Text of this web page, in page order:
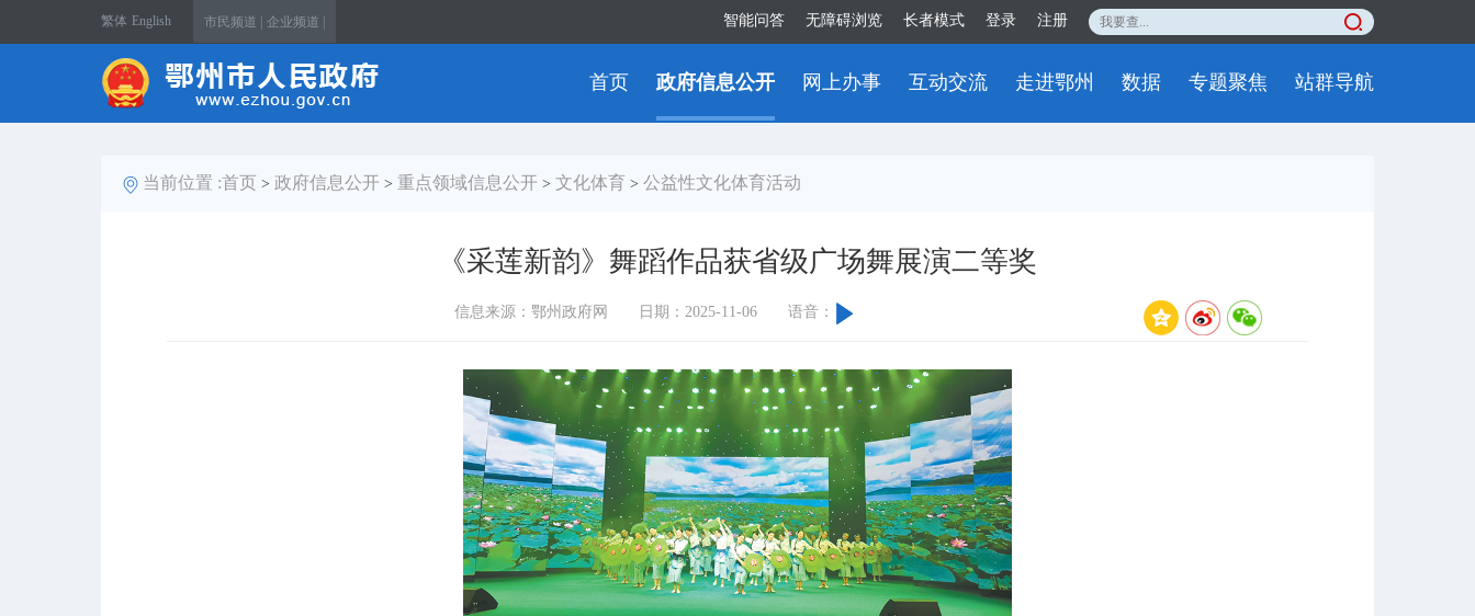
繁体 English 市民频道 | 企业频道 | 智能问答 无障碍浏览 长者模式 登录 注册
首页 政府信息公开 网上办事 互动交流 走进鄂州 数据 专题聚焦 站群导航
当前位置 :首页 > 政府信息公开 > 重点领域信息公开 > 文化体育 > 公益性文化体育活动
《采莲新韵》舞蹈作品获省级广场舞展演二等奖
信息来源：鄂州政府网 日期：2025-11-06 语音：